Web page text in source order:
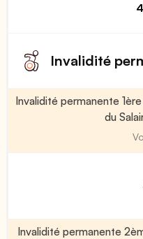
Invalidité
Invalidité permanente
du
Invalidité permanente